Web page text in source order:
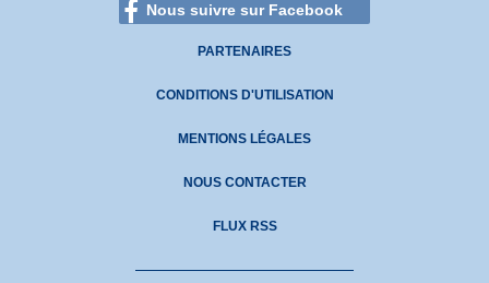
Nous suivre sur Facebook
PARTENAIRES
CONDITIONS D'UTILISATION
MENTIONS LÉGALES
NOUS CONTACTER
FLUX RSS